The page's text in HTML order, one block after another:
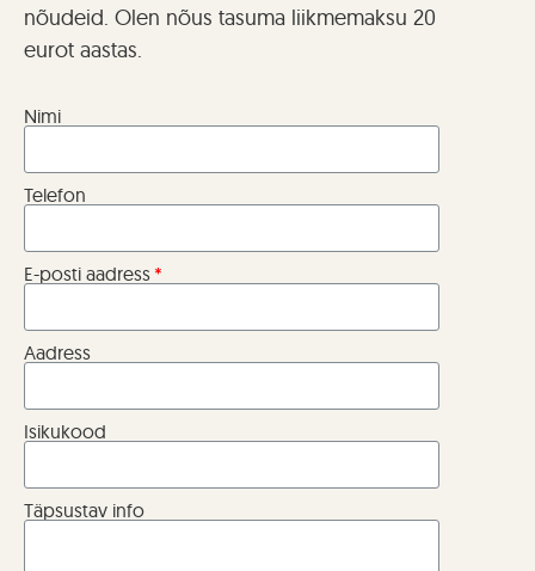
nõudeid. Olen nõus tasuma liikmemaksu 20
eurot aastas.
Nimi
Telefon
E-posti aadress
Aadress
Isikukood
Täpsustav info